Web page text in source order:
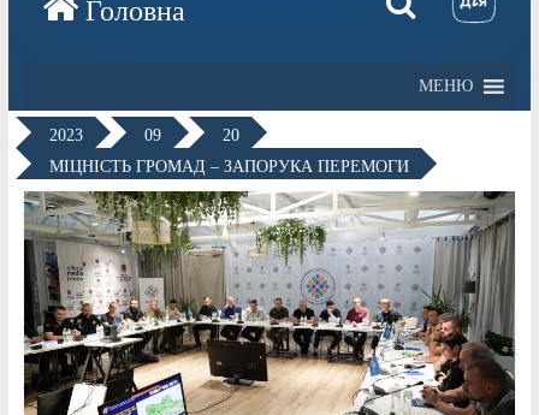
МЕНЮ
2023 09
20
МІЦНІСТЬ ГРОМАД – ЗАПОРУКА ПЕРЕМОГИ